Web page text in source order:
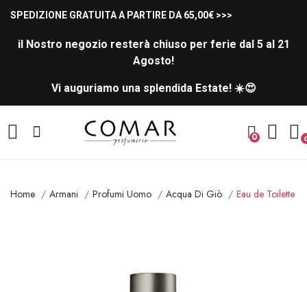
SPEDIZIONE GRATUITA A PARTIRE DA 65,00€ >>>
il Nostro negozio resterà chiuso per ferie dal 5 al 21
Agosto!
Vi auguriamo una splendida Estate! ☀️😍
0
Home Armani Profumi Uomo Acqua Di Giò Eau de Toilette